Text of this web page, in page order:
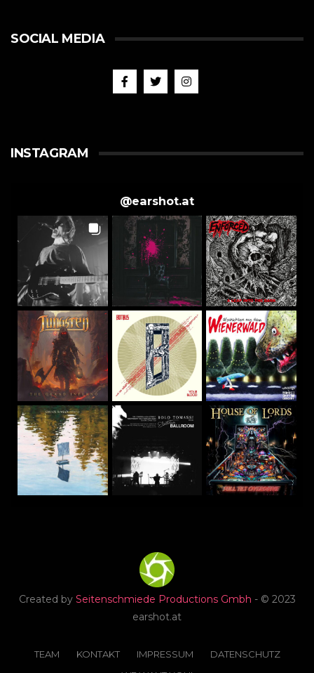
SOCIAL MEDIA
INSTAGRAM
@earshot.at
Created by Seitenschmiede Productions Gmbh - © 2023
earshot.at
TEAM KONTAKT IMPRESSUM
DATENSCHUTZ